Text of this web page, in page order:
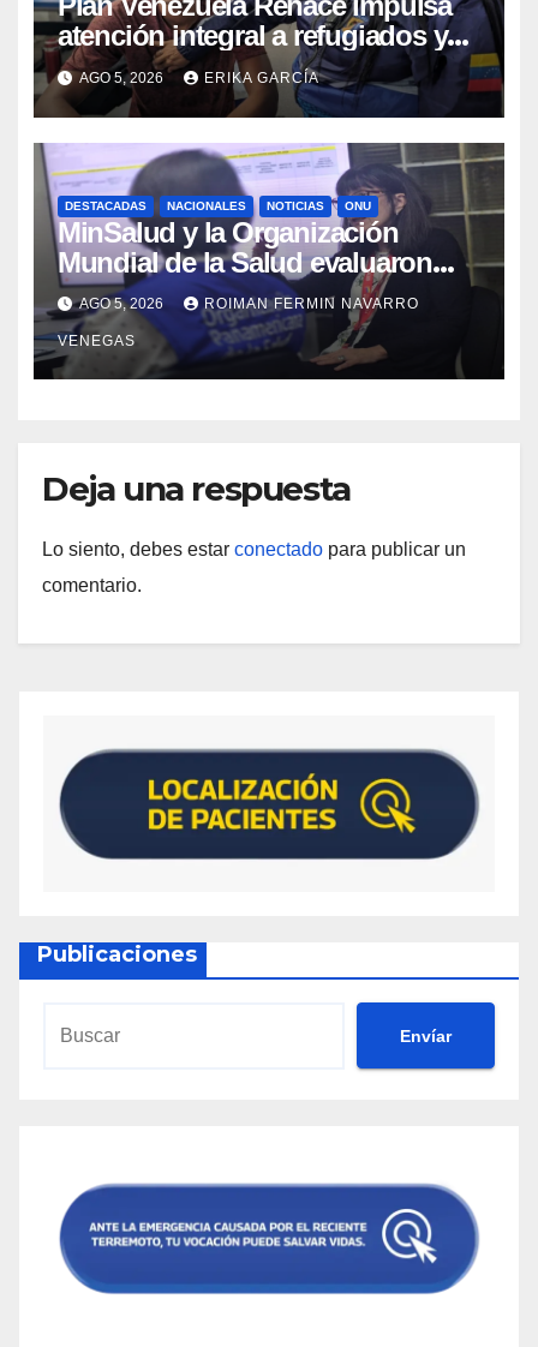
atención integral a refugiados y
evaluación de vacunación en
Aragua
AGO 5, 2026 ERIKA GARCÍA
DESTACADAS NACIONALES NOTICIAS ONU
MinSalud y la Organización
Mundial de la Salud evaluaron
propuesta técnica integral en
materia de agua saneamiento e
higiene ante contingencia sísmica
AGO 5, 2026 ROIMAN FERMIN NAVARRO
VENEGAS
Deja una respuesta
Lo siento, debes estar conectado para publicar un
comentario.
Publicaciones
Envíar